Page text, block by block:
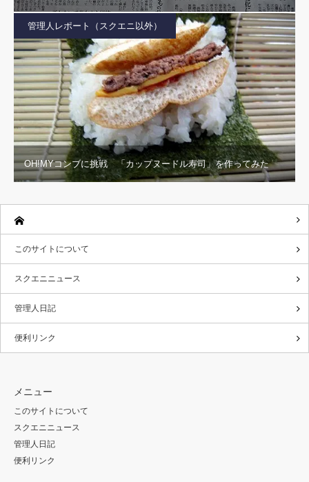
管理人レポート（スクエニ以外）
OH!MYコンブに挑戦 「カップヌードル寿司」を作ってみた
このサイトについて
スクエニニュース
管理人日記
便利リンク
メニュー
このサイトについて
スクエニニュース
管理人日記
便利リンク